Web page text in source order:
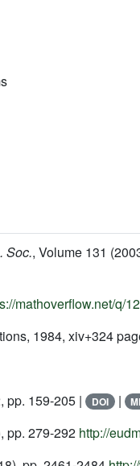
Soc., Volume 131
mathoverflow.net/q/
1984, xiv+324
pp. 159-205 | DOI |
pp. 279-292 http://